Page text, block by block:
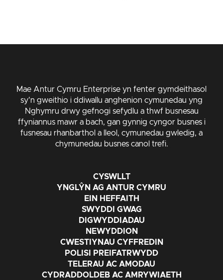
Mae Antur Cymru Enterprise yn fenter gymdeithasol
sy'n gweithio i ddiwallu anghenion cymunedau yng
Nghymru drwy gefnogi sefydlu a thwf busnesau
ffyniannus mawr a bach, gan gynnig cyngor busnes i
fusnesau rhanbarthol a lleol, cymunedau gwledig, a
chymunedau busnes canol trefi.
CYSWLLT
YNGLŶN AG ANTUR CYMRU
EIN HEFFAITH
SWYDDI GWAG
DIGWYDDIADAU
NEWYDDION
CWESTIYNAU CYFFREDIN
POLISI PREIFATRWYDD
TELERAU AC AMODAU
CYDRADDOLDEB AC AMRYWIAETH